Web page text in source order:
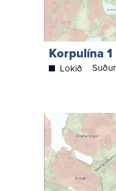
Korpulína 1
Lokið